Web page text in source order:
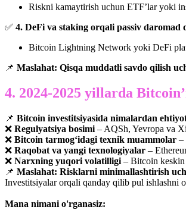
Riskni kamaytirish uchun ETF’lar yoki
✅ 4. DeFi va staking orqali passiv daromad
Bitcoin Lightning Network yoki DeFi
📌 Maslahat: Qisqa muddatli savdo qilish
4. 2024-2025 yillarda
📌 Bitcoin investitsiyasida nimalardan
❌ Regulyatsiya bosimi – AQSh, Yevropa va
❌ Bitcoin tarmog‘idagi texnik muammolar –
❌ Raqobat va yangi texnologiyalar –
❌ Narxning yuqori volatilligi – Bitcoin
📌 Maslahat: Risklarni minimallashtirish
Investitsiyalar orqali qanday qilib pul ishlashni
Mana nimani o'rganasiz: